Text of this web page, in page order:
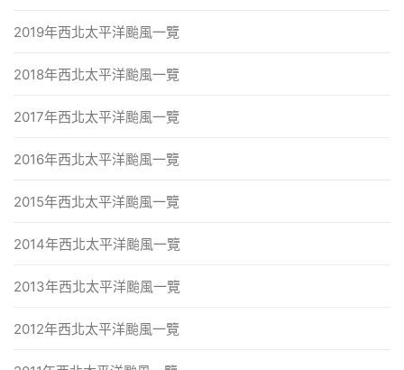
2019年西北太平洋颱風一覽
2018年西北太平洋颱風一覽
2017年西北太平洋颱風一覽
2016年西北太平洋颱風一覽
2015年西北太平洋颱風一覽
2014年西北太平洋颱風一覽
2013年西北太平洋颱風一覽
2012年西北太平洋颱風一覽